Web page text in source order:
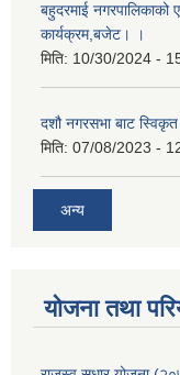
बहुदरमाई
कार्यक्रम,बजेट। ।
मिति: 10/30/2024 -
दशौ नगरसभा बाट
मिति: 07/08/2023 -
अन्य
योजना तथा